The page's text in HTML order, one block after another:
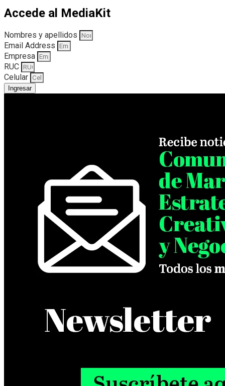
Accede al MediaKit
Nombres y apellidos
Email Address
Empresa
RUC
Celular
Ingresar